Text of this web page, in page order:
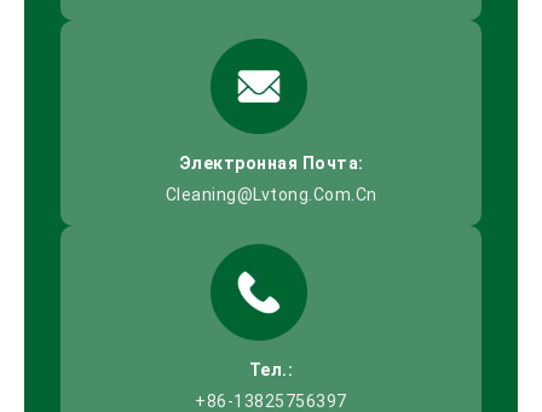
Электронная Почта:
Cleaning@lvtong.com.cn
Тел.:
+86-13825756397